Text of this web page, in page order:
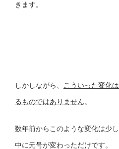
きます。
しかしながら、 こういった変化
るものではありません。
数年前からこのような変化は少
中に元号が変わっただけです。